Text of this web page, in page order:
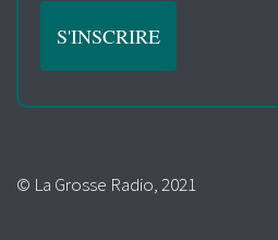
© La Grosse Radio, 2021